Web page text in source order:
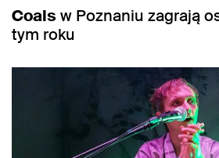
Coals w Poznaniu zagrają
tym roku